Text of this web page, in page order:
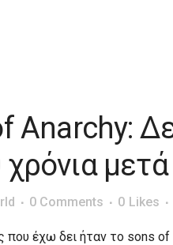
Anarchy:
0 Comments 0 Likes
που έχω δει ήταν το sons of